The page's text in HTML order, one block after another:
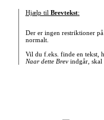
Hjælp til Brevtekst:
Der er ingen restriktioner
normalt.
Vil du f.eks. finde en tekst,
Naar dette Brevindgår, skal